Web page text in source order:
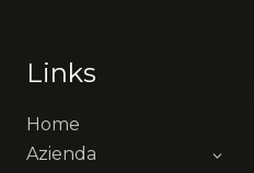
Links
Home
Azienda